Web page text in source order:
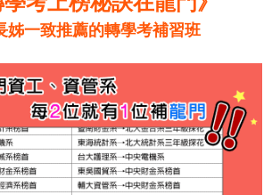
姊一致推薦的轉學考補習班